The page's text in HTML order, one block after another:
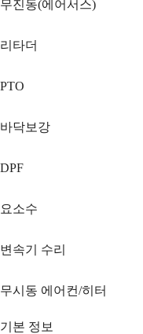
무진동(에어서스)
리타더
PTO
바닥보강
DPF
요소수
변속기 수리
무시동 에어컨/히터
기본 정보